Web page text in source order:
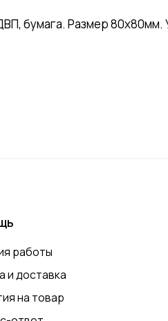
бумага. Размер 80х80мм.
работы
и доставка
на товар